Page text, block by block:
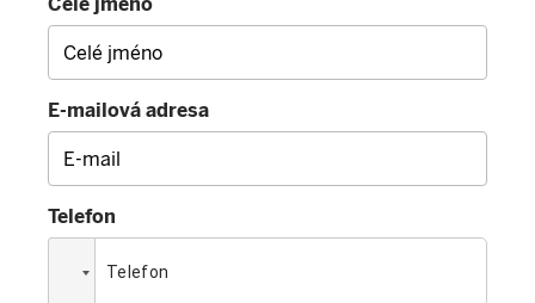
E-mailová adresa
Telefon